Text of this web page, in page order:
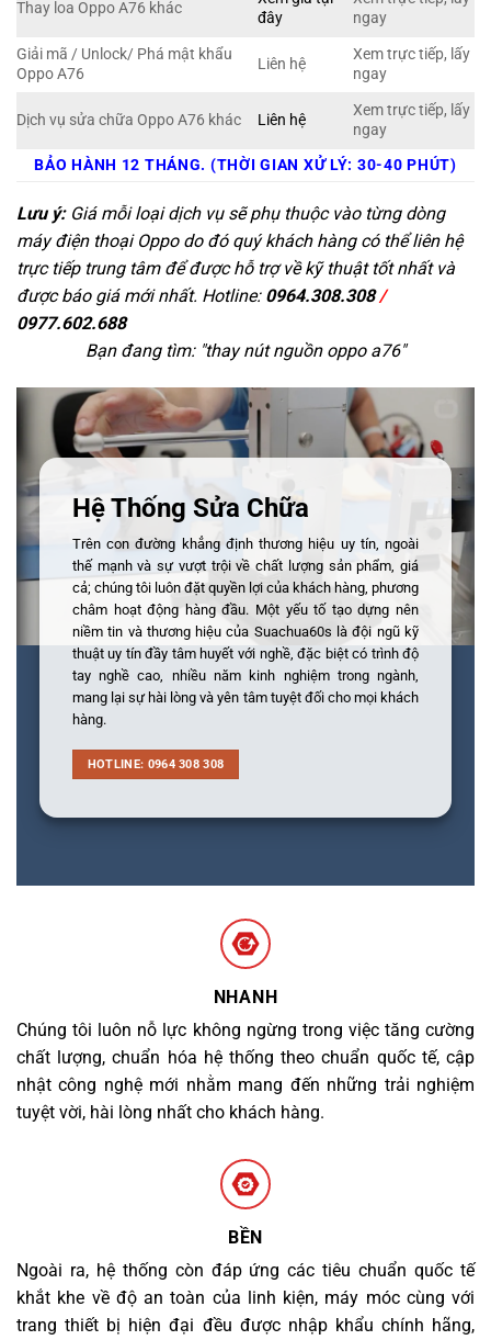
Thay loa Oppo A76 khác
đây
ngay
Giải mã / Unlock/ Phá mật khẩu
Oppo A76
Liên hệ
Xem trực tiếp, lấy
ngay
Dịch vụ sửa chữa Oppo A76 khác Liên hệ
Xem trực tiếp, lấy
ngay
BẢO HÀNH 12 THÁNG. (THỜI GIAN XỬ LÝ: 30-40 PHÚT)
Lưu ý:Giá mỗi loại dịch vụ sẽ phụ thuộc vào từng dòng
máy điện thoại Oppo do đó quý khách hàng có thể liên hệ
trực tiếp trung tâm để được hỗ trợ về kỹ thuật tốt nhất và
được báo giá mới nhất. Hotline: 0964.308.308/
0977.602.688
Bạn đang tìm: "thay nút nguồn oppo a76"
Hệ Thống Sửa Chữa
Trên con đường khẳng định thương hiệu uy tín, ngoài
thế mạnh và sự vượt trội về chất lượng sản phẩm, giá
cả; chúng tôi luôn đặt quyền lợi của khách hàng, phương
châm hoạt động hàng đầu. Một yếu tố tạo dựng nên
niềm tin và thương hiệu của Suachua60s là đội ngũ kỹ
thuật uy tín đầy tâm huyết với nghề, đặc biệt có trình độ
tay nghề cao, nhiều năm kinh nghiệm trong ngành,
mang lại sự hài lòng và yên tâm tuyệt đối cho mọi khách
hàng.
HOTLINE: 0964 308 308
NHANH
Chúng tôi luôn nỗ lực không ngừng trong việc tăng cường
chất lượng, chuẩn hóa hệ thống theo chuẩn quốc tế, cập
nhật công nghệ mới nhằm mang đến những trải nghiệm
tuyệt vời, hài lòng nhất cho khách hàng.
BỀN
Ngoài ra, hệ thống còn đáp ứng các tiêu chuẩn quốc tế
khắt khe về độ an toàn của linh kiện, máy móc cùng với
trang thiết bị hiện đại đều được nhập khẩu chính hãng,